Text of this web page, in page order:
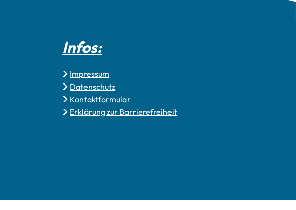
Infos:
Impressum
Datenschutz
Kontaktformular
Erklärung zur Barrierefreiheit